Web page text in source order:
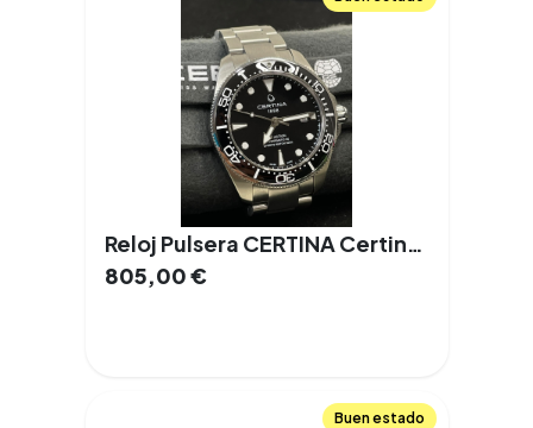
Reloj Pulsera CERTINA Certina DS Action C032.607.11.051.00
805,00€
Buen estado